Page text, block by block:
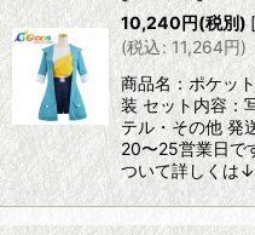
10,240円(税別) [
(税込: 11,264円)
商品名：ポケッ
装 セット内容：
テル・その他 発
20〜25営業日で
ついて詳しくは